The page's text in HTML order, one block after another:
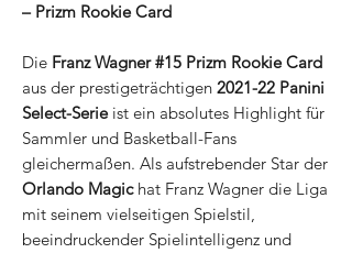
– Prizm Rookie Card
Die Franz Wagner #15 Prizm Rookie Card
aus der prestigeträchtigen 2021-22 Panini
Select-Serieist ein absolutes Highlight für
Sammler und Basketball-Fans
gleichermaßen. Als aufstrebender Star der
Orlando Magichat Franz Wagner die Liga
mit seinem vielseitigen Spielstil,
beeindruckender Spielintelligenz und